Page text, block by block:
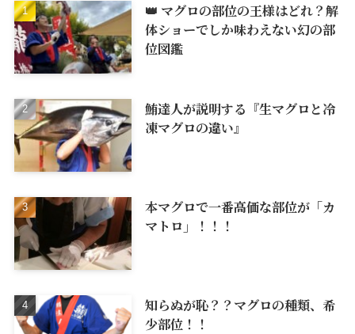
👑 マグロの部位の王様はどれ？解
体ショーでしか味わえない幻の部
位図鑑
鮪達人が説明する『生マグロと冷
凍マグロの違い』
本マグロで一番高価な部位が「カ
マトロ」！！！
知らぬが恥？？マグロの種類、希
少部位！！